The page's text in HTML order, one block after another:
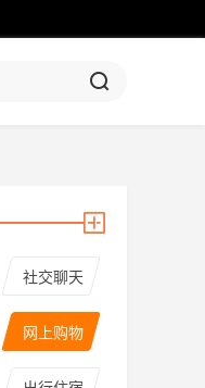
社交聊天
网上购物